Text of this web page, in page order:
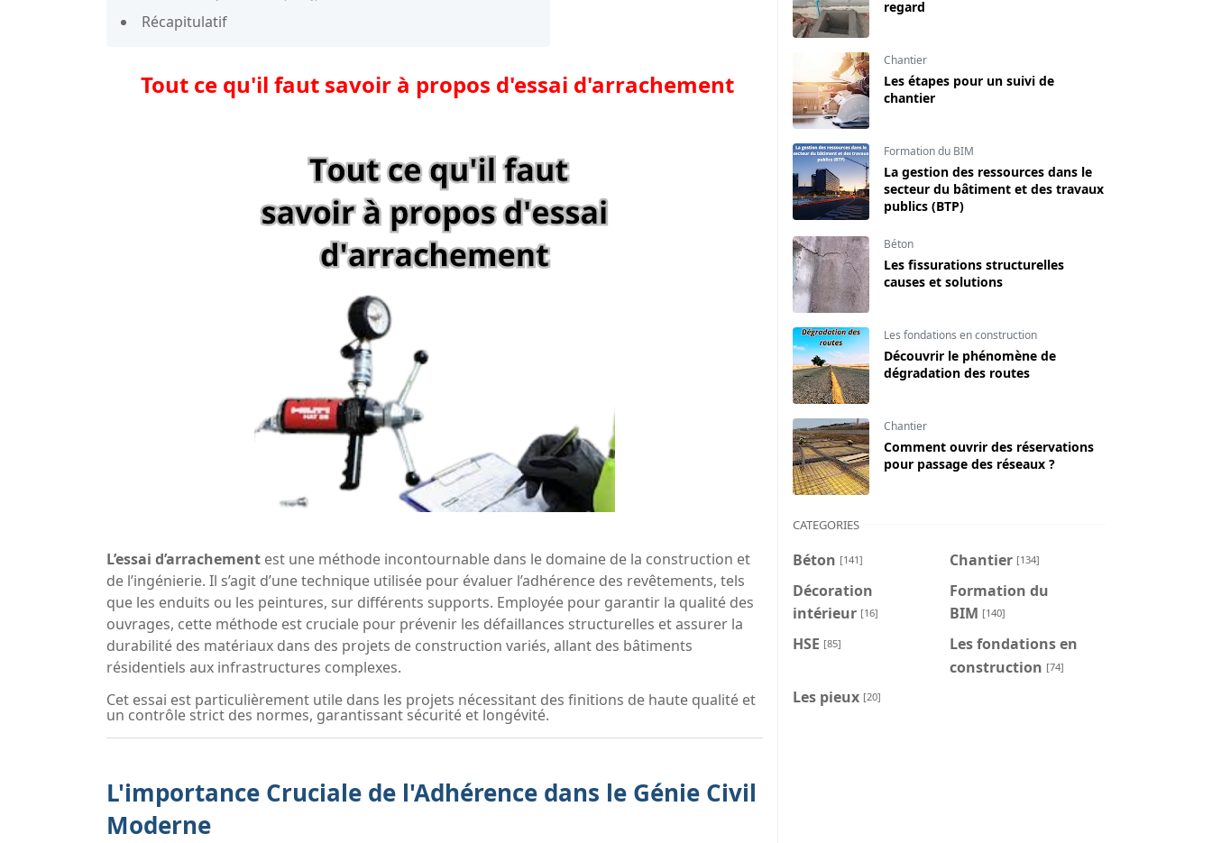
Récapitulatif
Tout ce qu'il faut savoir à propos d'essai d'arrachement
L’essai d’arrachement est une méthode incontournable dans le domaine de la construction et
de l’ingénierie. Il s’agit d’une technique utilisée pour évaluer l’adhérence des revêtements, tels
que les enduits ou les peintures, sur différents supports. Employée pour garantir la qualité des
ouvrages, cette méthode est cruciale pour prévenir les défaillances structurelles et assurer la
durabilité des matériaux dans des projets de construction variés, allant des bâtiments
résidentiels aux infrastructures complexes.
Cet essai est particulièrement utile dans les projets nécessitant des finitions de haute qualité et
un contrôle strict des normes, garantissant sécurité et longévité.
L'importance Cruciale de l'Adhérence dans le Génie Civil
Moderne
regard
Chantier
Les étapes pour un suivi de
chantier
Formation du BIM
La gestion des ressources dans le
secteur du bâtiment et des travaux
publics (BTP)
Béton
Les fissurations structurelles
causes et solutions
Les fondations en construction
Découvrir le phénomène de
dégradation des routes
Chantier
Comment ouvrir des réservations
pour passage des réseaux ?
CATEGORIES
Béton [141] Chantier [134]
Décoration
intérieur [16]
Formation du
BIM [140]
HSE [85]
Les fondations en
construction [74]
Les pieux [20]